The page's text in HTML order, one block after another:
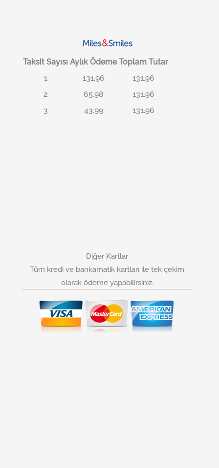
Taksit Sayısı Aylık Ödeme Toplam Tutar
1
131.96
131.96
2
65.98
131.96
3
43.99 131.96
Diğer Kartlar
Tüm kredi ve bankamatik kartları ile tek çekim
olarak ödeme yapabilirsiniz.